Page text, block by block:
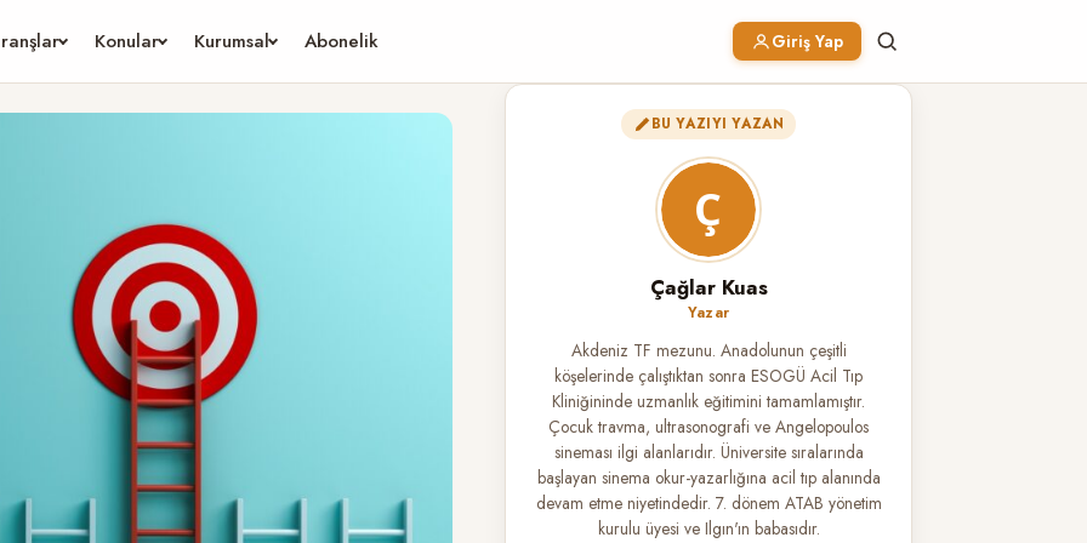
Konular Kurumsal Abonelik Giriş Yap
BU YAZIYI YAZAN
Çağlar Kuas
Yazar
Akdeniz TF mezunu. Anadolunun çeşitli
köşelerinde çalıştıktan sonra ESOGÜ Acil Tıp
Kliniğininde uzmanlık eğitimini tamamlamıştır.
Çocuk travma, ultrasonografi ve Angelopoulos
sineması ilgi alanlarıdır. Üniversite sıralarında
başlayan sinema okur-yazarlığına acil tıp alanında
devam etme niyetindedir. 7. dönem ATAB yönetim
kurulu üyesi ve Ilgın'ın babasıdır.